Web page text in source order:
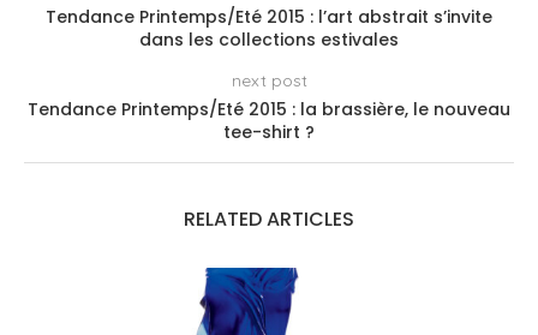
Tendance Printemps/Eté 2015 : l’art abstrait s’invite
dans les collections estivales
next post
Tendance Printemps/Eté 2015 : la brassière, le nouveau
tee-shirt ?
RELATED ARTICLES